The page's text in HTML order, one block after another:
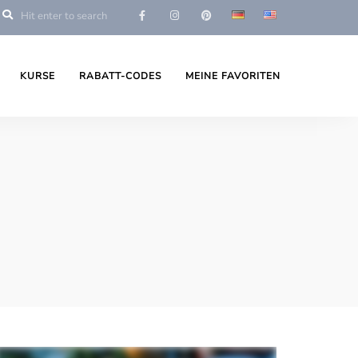
KURSE RABATT-CODES MEINE FAVORITEN